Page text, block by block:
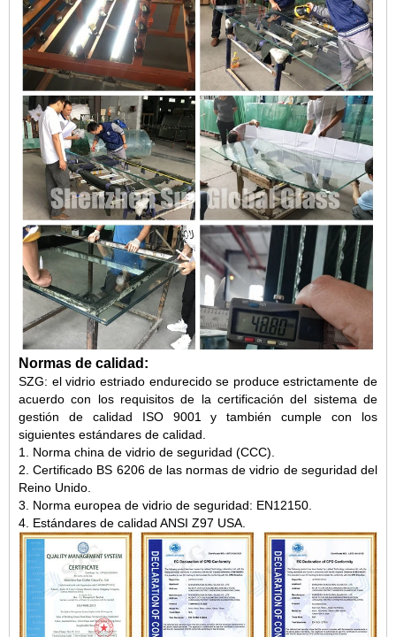
Normas de calidad:
SZG: el vidrio estriado endurecido se produce estrictamente de
acuerdo con los requisitos de la certificación del sistema de
gestión de calidad ISO 9001 y también cumple con los
siguientes estándares de calidad.
1. Norma china de vidrio de seguridad (CCC).
2. Certificado BS 6206 de las normas de vidrio de seguridad del
Reino Unido.
3. Norma europea de vidrio de seguridad: EN12150.
4. Estándares de calidad ANSI Z97 USA.